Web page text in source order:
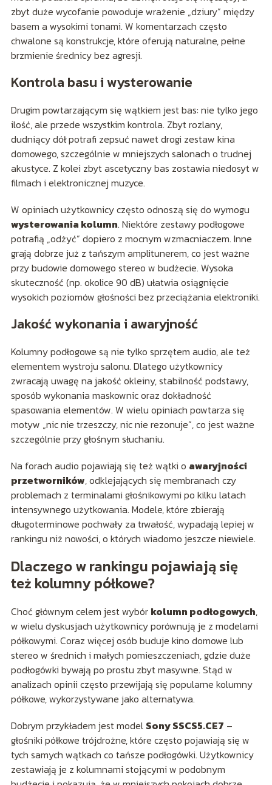
zbyt duże wycofanie powoduje wrażenie „dziury” między
basem a wysokimi tonami. W komentarzach często
chwalone są konstrukcje, które oferują naturalne, pełne
brzmienie średnicy bez agresji.
Kontrola basu i wysterowanie
Drugim powtarzającym się wątkiem jest bas: nie tylko jego
ilość, ale przede wszystkim kontrola. Zbyt rozlany,
dudniący dół potrafi zepsuć nawet drogi zestaw kina
domowego, szczególnie w mniejszych salonach o trudnej
akustyce. Z kolei zbyt ascetyczny bas zostawia niedosyt w
filmach i elektronicznej muzyce.
W opiniach użytkownicy często odnoszą się do wymogu
wysterowania kolumn. Niektóre zestawy podłogowe
potrafią „odżyć” dopiero z mocnym wzmacniaczem. Inne
grają dobrze już z tańszym amplitunerem, co jest ważne
przy budowie domowego stereo w budżecie. Wysoka
skuteczność (np. okolice 90 dB) ułatwia osiągnięcie
wysokich poziomów głośności bez przeciążania elektroniki.
Jakość wykonania i awaryjność
Kolumny podłogowe są nie tylko sprzętem audio, ale też
elementem wystroju salonu. Dlatego użytkownicy
zwracają uwagę na jakość okleiny, stabilność podstawy,
sposób wykonania maskownic oraz dokładność
spasowania elementów. W wielu opiniach powtarza się
motyw „nic nie trzeszczy, nic nie rezonuje”, co jest ważne
szczególnie przy głośnym słuchaniu.
Na forach audio pojawiają się też wątki o awaryjności
przetworników, odklejających się membranach czy
problemach z terminalami głośnikowymi po kilku latach
intensywnego użytkowania. Modele, które zbierają
długoterminowe pochwały za trwałość, wypadają lepiej w
rankingu niż nowości, o których wiadomo jeszcze niewiele.
Dlaczego w rankingu pojawiają się
też kolumny półkowe?
Choć głównym celem jest wybór kolumn podłogowych,
w wielu dyskusjach użytkownicy porównują je z modelami
półkowymi. Coraz więcej osób buduje kino domowe lub
stereo w średnich i małych pomieszczeniach, gdzie duże
podłogówki bywają po prostu zbyt masywne. Stąd w
analizach opinii często przewijają się popularne kolumny
półkowe, wykorzystywane jako alternatywa.
Dobrym przykładem jest model Sony SSCS5.CE7 –
głośniki półkowe trójdrożne, które często pojawiają się w
tych samych wątkach co tańsze podłogówki. Użytkownicy
zestawiają je z kolumnami stojącymi w podobnym